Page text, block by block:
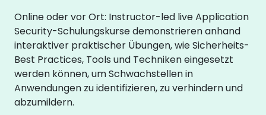
Online oder vor Ort: Instructor-led live Application
Security-Schulungskurse demonstrieren anhand
interaktiver praktischer Übungen, wie Sicherheits-
Best Practices, Tools und Techniken eingesetzt
werden können, um Schwachstellen in
Anwendungen zu identifizieren, zu verhindern und
abzumildern.